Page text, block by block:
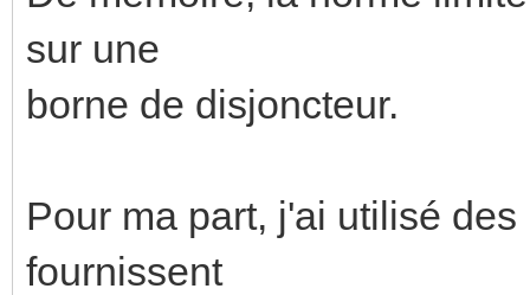
sur une
borne de disjoncteur.
Pour ma part, j'ai utilisé
fournissent